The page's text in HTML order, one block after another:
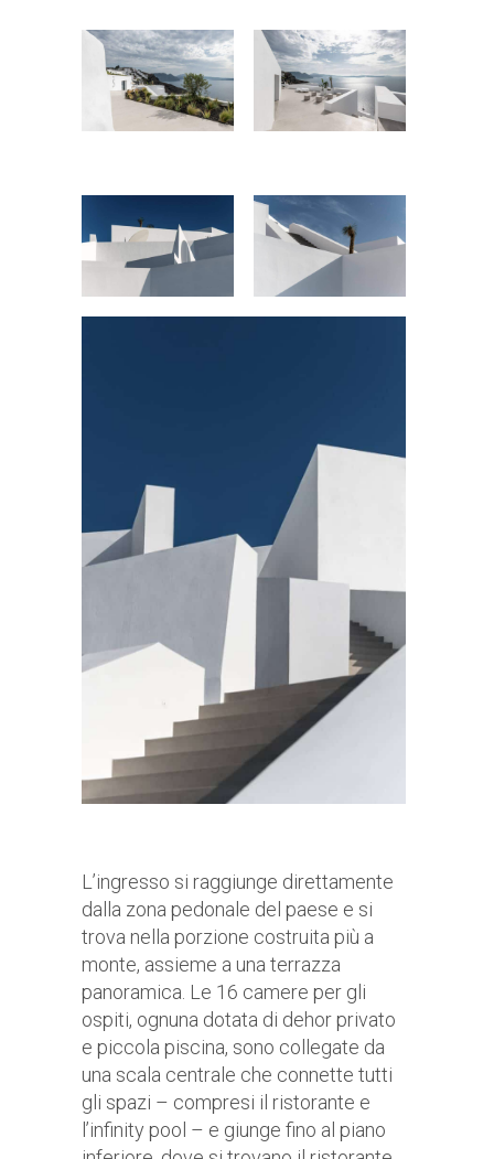
L’ingresso si raggiunge direttamente
dalla zona pedonale del paese e si
trova nella porzione costruita più a
monte, assieme a una terrazza
panoramica. Le 16 camere per gli
ospiti, ognuna dotata di dehor privato
e piccola piscina, sono collegate da
una scala centrale che connette tutti
gli spazi – compresi il ristorante e
l’infinity pool – e giunge fino al piano